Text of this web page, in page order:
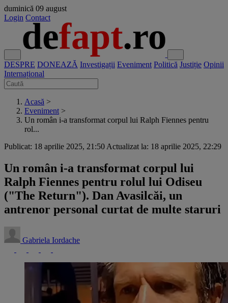
duminică 09 august
Login Contact
DESPRE DONEAZĂ Investigații Eveniment Politică Justiție Opinii
Internațional
Acasă >
Eveniment >
Un român i-a transformat corpul lui Ralph Fiennes pentru
rol...
Publicat: 18 aprilie 2025, 21:50 Actualizat la: 18 aprilie 2025, 22:29
Un român i-a transformat corpul lui
Ralph Fiennes pentru rolul lui Odiseu
("The Return"). Dan Avasilcăi, un
antrenor personal curtat de multe staruri
Gabriela Iordache